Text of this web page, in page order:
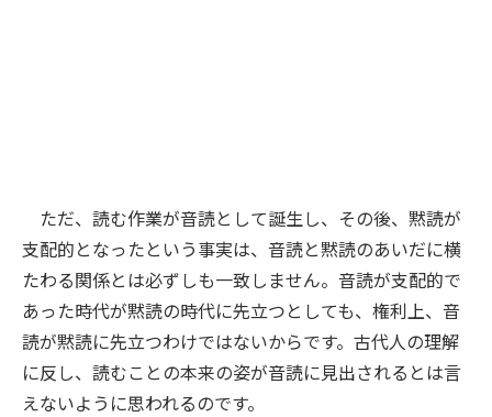
ただ、読む作業が音読として誕生し、その後、黙読が
支配的となったという事実は、音読と黙読のあいだに横
たわる関係とは必ずしも一致しません。音読が支配的で
あった時代が黙読の時代に先立つとしても、権利上、音
読が黙読に先立つわけではないからです。古代人の理解
に反し、読むことの本来の姿が音読に見出されるとは言
えないように思われるのです。